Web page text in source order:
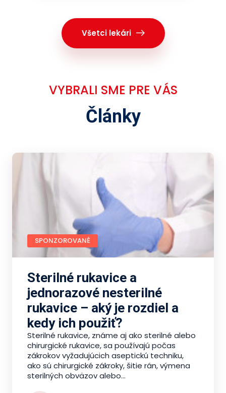
Všetci lekári
VYBRALI SME PRE VÁS
Články
SPONZOROVANÉ
Sterilné rukavice a
jednorazové nesterilné
rukavice – aký je rozdiel a
kedy ich použiť?
Sterilné rukavice, známe aj ako sterilné alebo
chirurgické rukavice, sa používajú počas
zákrokov vyžadujúcich aseptickú techniku,
ako sú chirurgické zákroky, šitie rán, výmena
sterilných obväzov alebo...